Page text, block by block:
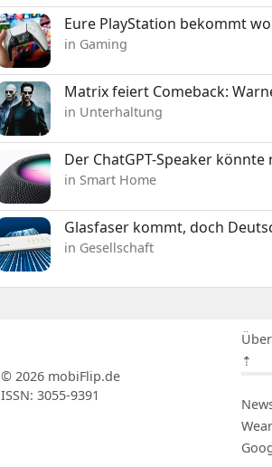
Eure PlayStation bekommt
in Gaming
Matrix feiert Comeback:
in Unterhaltung
Der ChatGPT-Speaker
in Smart Home
Glasfaser kommt, doch
in Gesellschaft
Über
⇡
© 2026 mobiFlip.de
ISSN: 3055-9391